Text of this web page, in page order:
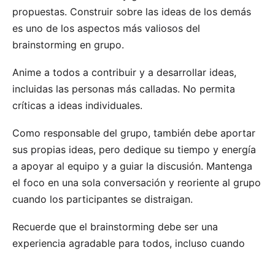
propuestas. Construir sobre las ideas de los demás
es uno de los aspectos más valiosos del
brainstorming en grupo.
Anime a todos a contribuir y a desarrollar ideas,
incluidas las personas más calladas. No permita
críticas a ideas individuales.
Como responsable del grupo, también debe aportar
sus propias ideas, pero dedique su tiempo y energía
a apoyar al equipo y a guiar la discusión. Mantenga
el foco en una sola conversación y reoriente al grupo
cuando los participantes se distraigan.
Recuerde que el brainstorming debe ser una
experiencia agradable para todos, incluso cuando